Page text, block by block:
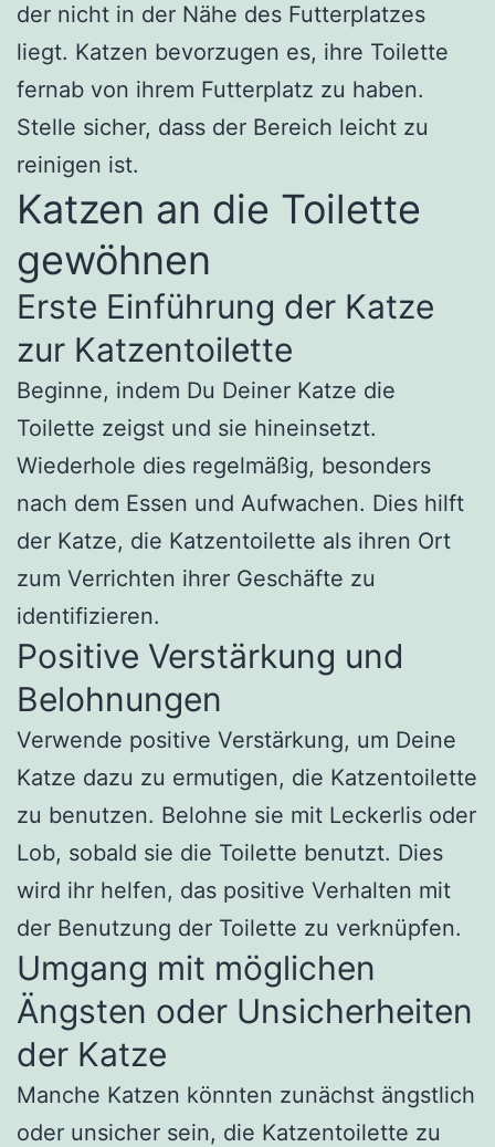
der nicht in der Nähe des Futterplatzes
liegt. Katzen bevorzugen es, ihre Toilette
fernab von ihrem Futterplatz zu haben.
Stelle sicher, dass der Bereich leicht zu
reinigen ist.
Katzen an die Toilette
gewöhnen
Erste Einführung der Katze
zur Katzentoilette
Beginne, indem Du Deiner Katze die
Toilette zeigst und sie hineinsetzt.
Wiederhole dies regelmäßig, besonders
nach dem Essen und Aufwachen. Dies hilft
der Katze, die Katzentoilette als ihren Ort
zum Verrichten ihrer Geschäfte zu
identifizieren.
Positive Verstärkung und
Belohnungen
Verwende positive Verstärkung, um Deine
Katze dazu zu ermutigen, die Katzentoilette
zu benutzen. Belohne sie mit Leckerlis oder
Lob, sobald sie die Toilette benutzt. Dies
wird ihr helfen, das positive Verhalten mit
der Benutzung der Toilette zu verknüpfen.
Umgang mit möglichen
Ängsten oder Unsicherheiten
der Katze
Manche Katzen könnten zunächst ängstlich
oder unsicher sein, die Katzentoilette zu